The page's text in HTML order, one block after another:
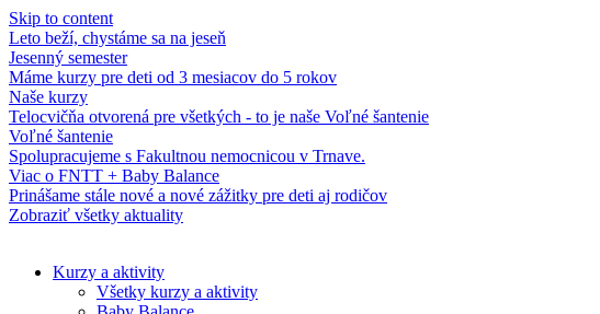
Skip to content
Leto beží, chystáme sa na jeseň
Jesenný semester
Máme kurzy pre deti od 3 mesiacov do 5 rokov
Naše kurzy
Telocvičňa otvorená pre všetkých - to je naše Voľné šantenie
Voľné šantenie
Spolupracujeme s Fakultnou nemocnicou v Trnave.
Viac o FNTT + Baby Balance
Prinášame stále nové a nové zážitky pre deti aj rodičov
Zobraziť všetky aktuality
Kurzy a aktivity
Všetky kurzy a aktivity